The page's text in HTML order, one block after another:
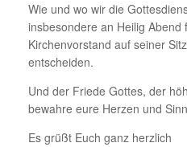
Wie und wo wir die
insbesondere an Heilig
Kirchenvorstand auf seiner
entscheiden.
Und der Friede Gottes, der
bewahre eure Herzen und
Es grüßt Euch ganz herzlich